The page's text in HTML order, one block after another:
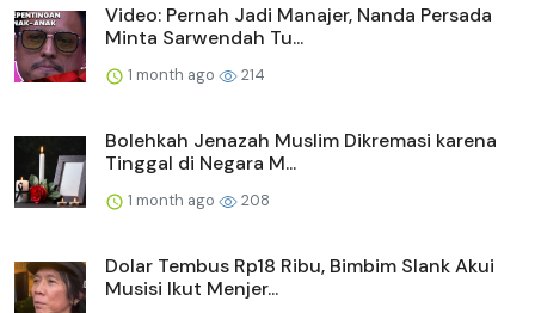
Video: Pernah Jadi Manajer, Nanda Persada
Minta Sarwendah Tu...
1 month ago 214
Bolehkah Jenazah Muslim Dikremasi karena
Tinggal di Negara M...
1 month ago 208
Dolar Tembus Rp18 Ribu, Bimbim Slank Akui
Musisi Ikut Menjer...